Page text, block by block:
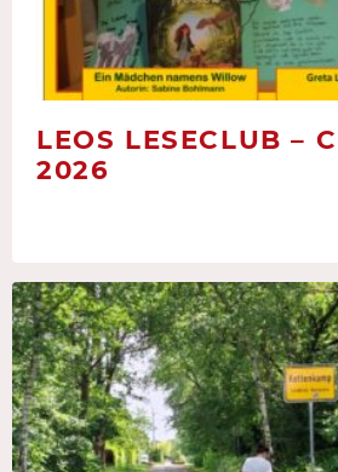
LEOS LESECLUB –
2026